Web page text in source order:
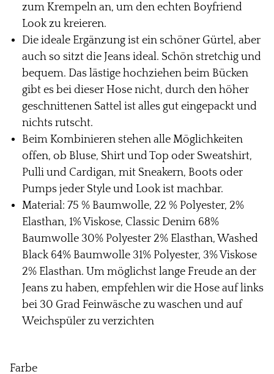
zum Krempeln an, um den echten Boyfriend
Look zu kreieren.
Die ideale Ergänzung ist ein schöner Gürtel, aber
auch so sitzt die Jeans ideal. Schön stretchig und
bequem. Das lästige hochziehen beim Bücken
gibt es bei dieser Hose nicht, durch den höher
geschnittenen Sattel ist alles gut eingepackt und
nichts rutscht.
Beim Kombinieren stehen alle Möglichkeiten
offen, ob Bluse, Shirt und Top oder Sweatshirt,
Pulli und Cardigan, mit Sneakern, Boots oder
Pumps jeder Style und Look ist machbar.
Material: 75 % Baumwolle, 22 % Polyester, 2%
Elasthan, 1% Viskose, Classic Denim 68%
Baumwolle 30% Polyester 2% Elasthan, Washed
Black 64% Baumwolle 31% Polyester, 3% Viskose
2% Elasthan. Um möglichst lange Freude an der
Jeans zu haben, empfehlen wir die Hose auf links
bei 30 Grad Feinwäsche zu waschen und auf
Weichspüler zu verzichten
Farbe